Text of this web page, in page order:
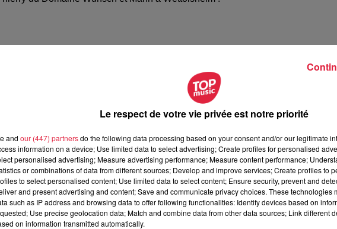
nous présente le festival Festimania !
nous présente le festival Festimania !
Le respect de votre vie privée est notre priorité
and our (447) partnersdo the following data processing based on your consent and/or our legitimate
information on a device; Use limited data to select advertising; Create profiles for personalised
personalised advertising; Measure advertising performance; Measure content performance;
or combinations of data from different sources; Develop and improve services; Create profiles to
to select personalised content; Use limited data to select content; Ensure security, prevent and
and present advertising and content; Save and communicate privacy choices. These technologies
such as IP address and browsing data to offer following functionalities: Identify devices based on
Use precise geolocation data; Match and combine data from other data sources; Link different
on information transmitted automatically.